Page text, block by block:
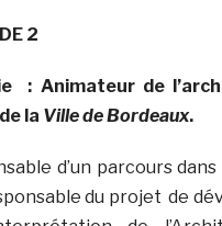
2
: Animateur de
la Ville de Bordeaux.
d’un parcours
du projet de